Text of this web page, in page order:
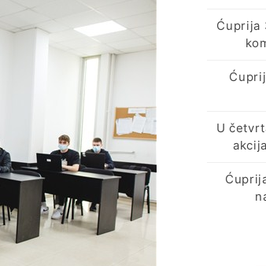
Ćuprija
U